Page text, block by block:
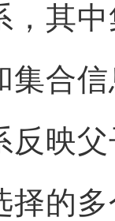
，其
集合
反映
择的